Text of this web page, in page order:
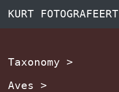
KURT FOTOGRAFEERT
Taxonomy >
Aves >